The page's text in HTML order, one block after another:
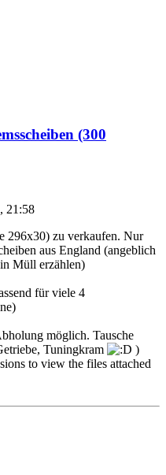
(300
21:58
296x30) zu verkaufen. Nur
aus England (angeblich
Müll erzählen)
für viele 4
möglich. Tausche
Tuningkram
)
to view the files attached